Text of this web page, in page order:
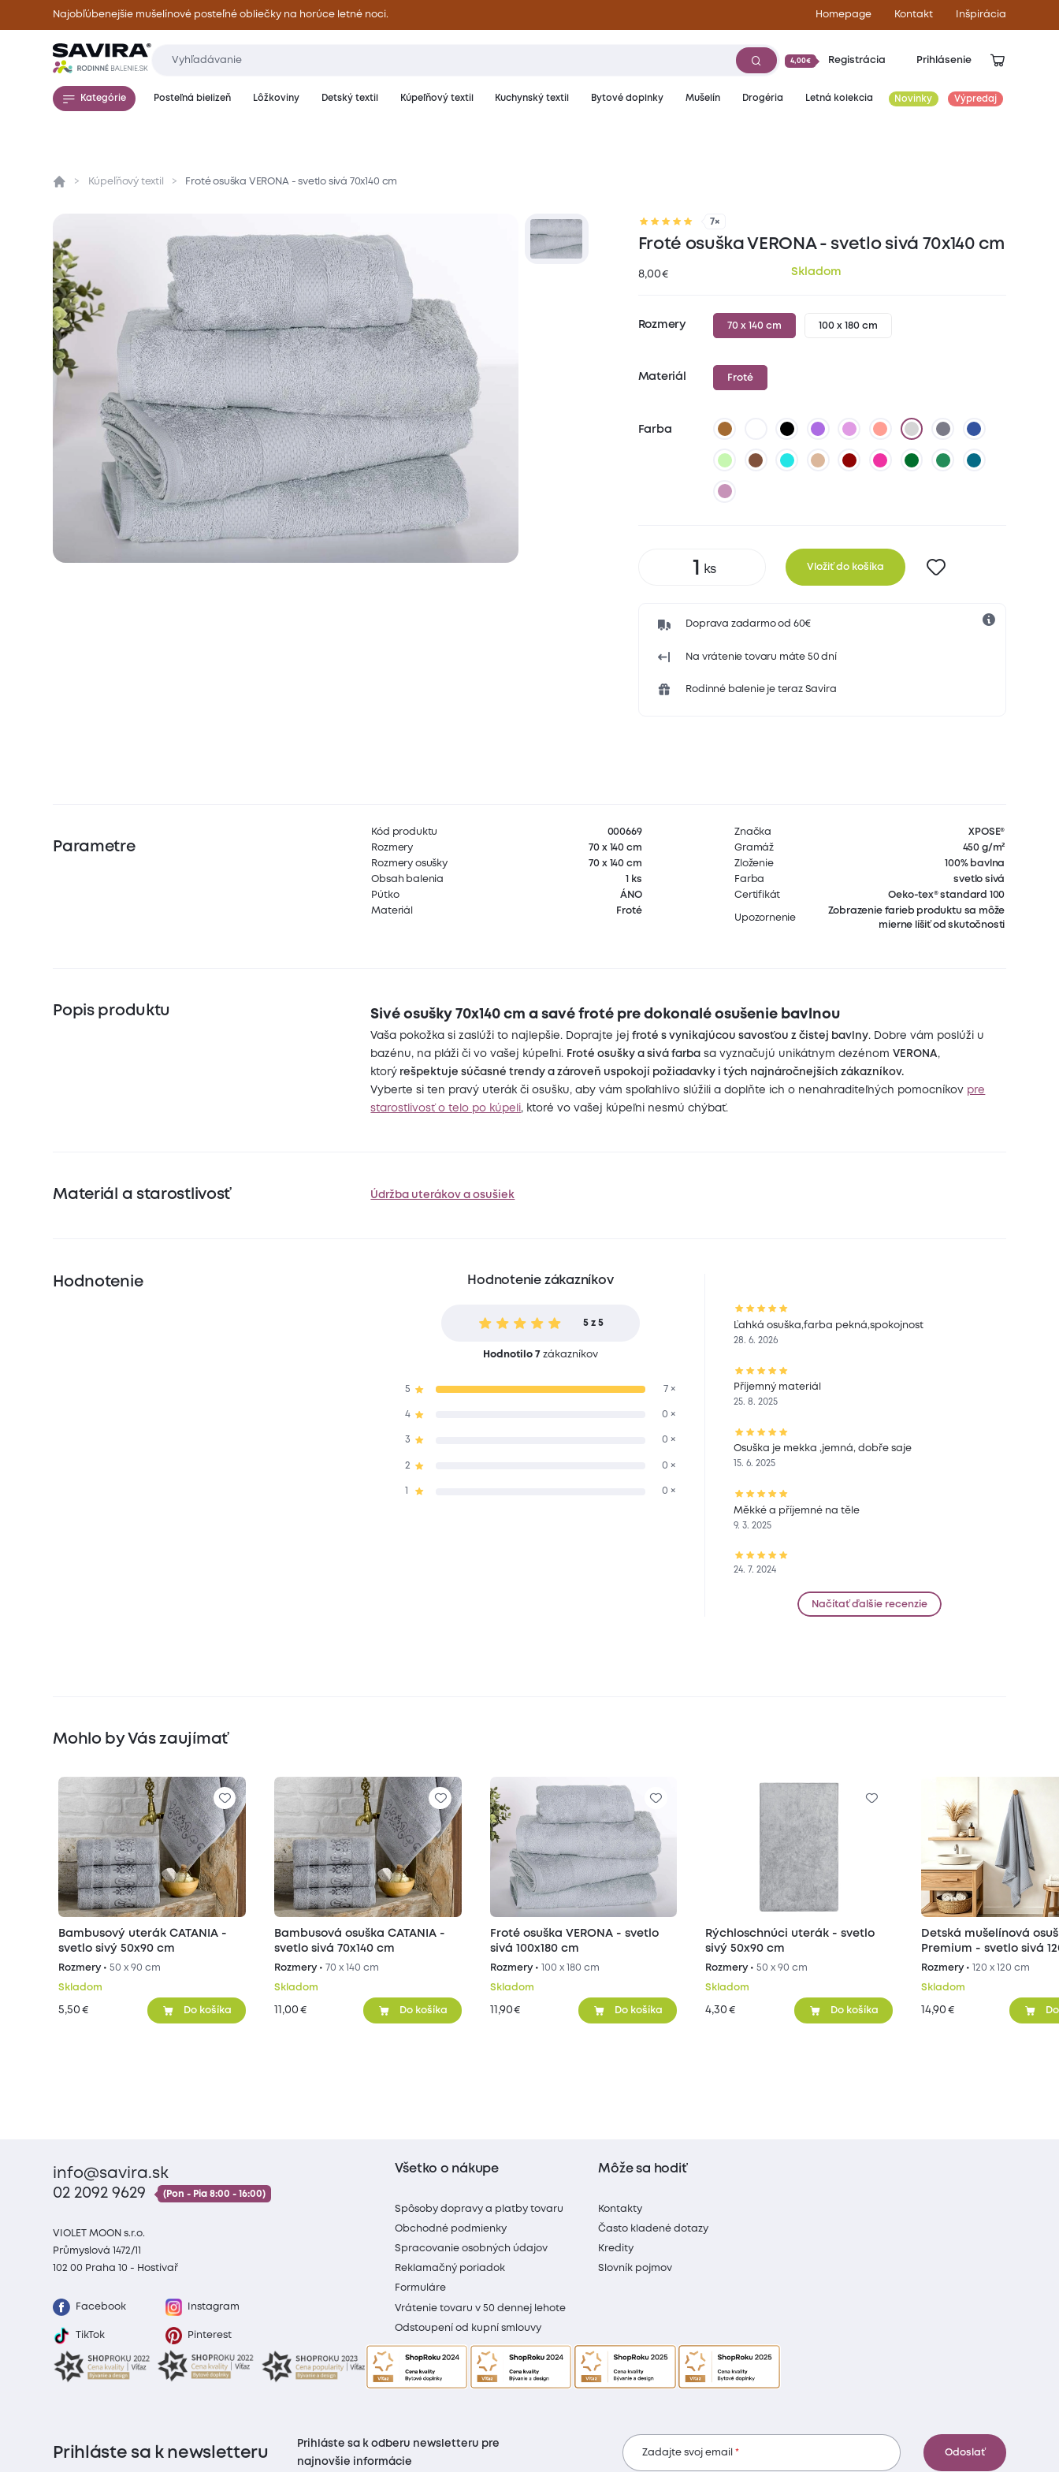
Najobľúbenejšie mušelínové posteľné obliečky na horúce letné noci. Homepage Kontakt Inšpirácia
4,00€ Registrácia Prihlásenie
Kategórie Posteľná bielizeň Lôžkoviny Detský textil Kúpeľňový textil Kuchynský textil Bytové doplnky Mušelín Drogéria Letná kolekcia Novinky Výpredaj
Prehľad Parametre Popis produktu Materiál a starostlivosť
Kúpeľňový textil Froté osuška VERONA - svetlo sivá 70x140 cm
7×
Froté osuška VERONA - svetlo sivá 70x140 cm
8,00 € Skladom
Rozmery 70 x 140 cm 100 x 180 cm
Materiál Froté
Farba
Vložiť do košíka
Doprava zadarmo od 60€
Na vrátenie tovaru máte 50 dní
Rodinné balenie je teraz Savira
Parametre
Kód produktu
000669
Rozmery
70 x 140 cm
Rozmery osušky
70 x 140 cm
Obsah balenia
1 ks
Pútko
ÁNO
Materiál
Froté
Značka
XPOSE®
Gramáž
450 g/m²
Zloženie
100% bavlna
Farba
svetlo sivá
Certifikát
Oeko-tex® standard 100
Upozornenie
Zobrazenie farieb produktu sa môže
mierne líšiť od skutočnosti
Popis produktu Sivé osušky 70x140 cm a savé froté pre dokonalé osušenie bavlnou
Vaša pokožka si zaslúži to najlepšie. Doprajte jej froté s vynikajúcou savosťou z čistej bavlny. Dobre vám poslúži u
bazénu, na pláži či vo vašej kúpeľni. Froté osušky a sivá farba sa vyznačujú unikátnym dezénomVERONA,
ktorý rešpektuje súčasné trendy a zároveň uspokojí požiadavky i tých najnáročnejších zákazníkov.
Vyberte si ten pravý uterák či osušku, aby vám spoľahlivo slúžili a doplňte ich o nenahraditeľných pomocníkov pre
starostlivosť o telo po kúpeli, ktoré vo vašej kúpeľni nesmú chýbať.
Materiál a starostlivosť Údržba uterákov a osušiek
Hodnotenie Hodnotenie zákazníkov
5 z 5
Hodnotilo 7 zákazníkov
5 7 ×
4 0 ×
3 0 ×
2 0 ×
0 ×
Ľahká osuška,farba pekná,spokojnost
28. 6. 2026
Příjemný materiál
25. 8. 2025
Osuška je mekka ,jemná, dobře saje
15. 6. 2025
Měkké a příjemné na těle
9. 3. 2025
24. 7. 2024
Načítať ďalšie recenzie
Mohlo by Vás zaujímať
Bambusový uterák CATANIA -
svetlo sivý 50x90 cm
Rozmery •50 x 90 cm
Skladom
5,50 € Do košíka
Bambusová osuška CATANIA -
svetlo sivá 70x140 cm
Rozmery • 70 x 140 cm
Skladom
11,00 € Do košíka
Froté osuška VERONA - svetlo
sivá 100x180 cm
Rozmery • 100 x 180 cm
Skladom
11,90 € Do košíka
Rýchloschnúci uterák - svetlo
sivý 50x90 cm
Rozmery •50 x 90 cm
Skladom
4,30 € Do košíka
Detská mušelínová
Premium - svetlo sivá
cm
Rozmery • 120 x 120 cm
Skladom
14,90 €
info@savira.sk
02 2092 9629
(Pon - Pia 8:00 - 16:00)
VIOLET MOON s.r.o.
Průmyslová 1472/11
102 00 Praha 10 - Hostivař
Facebook Instagram
TikTok Pinterest
Všetko o nákupe
Spôsoby dopravy a platby tovaru
Obchodné podmienky
Spracovanie osobných údajov
Reklamačný poriadok
Formuláre
Vrátenie tovaru v 50 dennej lehote
Odstoupení od kupní smlouvy
Môže sa hodiť
Kontakty
Často kladené dotazy
Kredity
Slovník pojmov
Prihláste sa k newsletteru
Prihláste sa k odberu newsletteru pre
najnovšie informácie
Zadajte svoj email Odoslať